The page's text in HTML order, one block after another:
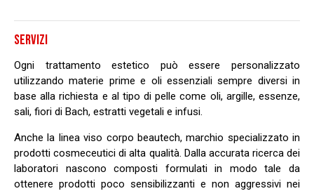
SERVIZI
Ogni trattamento estetico può essere personalizzato
utilizzando materie prime e oli essenziali sempre diversi in
base alla richiesta e al tipo di pelle come oli, argille, essenze,
sali, fiori di Bach, estratti vegetali e infusi.
Anche la linea viso corpo beautech, marchio specializzato in
prodotti cosmeceutici di alta qualità. Dalla accurata ricerca dei
laboratori nascono composti formulati in modo tale da
ottenere prodotti poco sensibilizzanti e non aggressivi nei